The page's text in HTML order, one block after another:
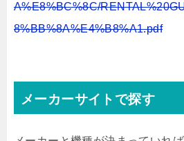
A%E8%BC%8C/
8%BB%8A%E4%B8%A1.pdf
メーカーサイトで探す